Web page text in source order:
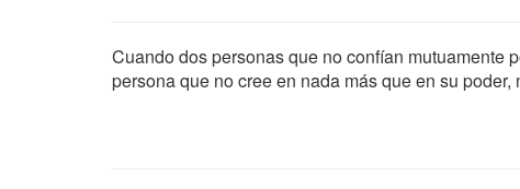
Cuando dos personas que no confían mutuamente
persona que no cree en nada más que en su poder,